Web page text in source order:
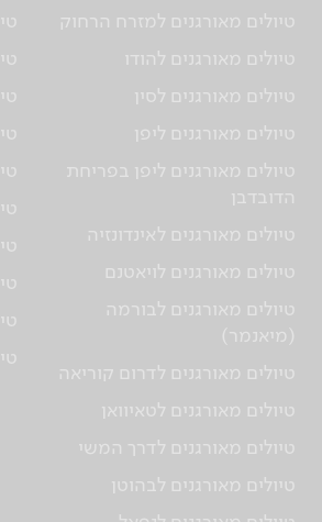
טיולים מאורגנים למזרח הרחוק
טיולים מאורגנים להודו
טיולים מאורגנים לסין
טיולים מאורגנים ליפן
טיולים מאורגנים ליפן בפריחת
הדובדבן
טיולים מאורגנים לאינדונזיה
טיולים מאורגנים לויאטנם
טיולים מאורגנים לבורמה
(מיאנמר)
טיולים מאורגנים לדרום קוריאה
טיולים מאורגנים לטאיוואן
טיולים מאורגנים לדרך המשי
טיולים מאורגנים לבהוטן